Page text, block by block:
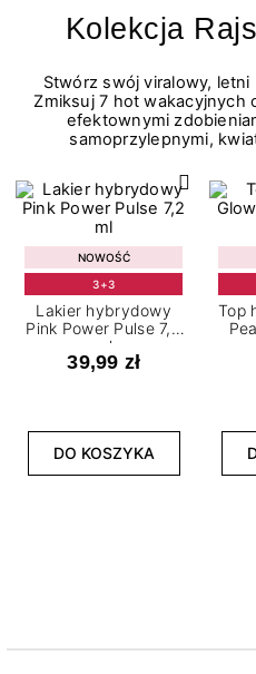
Kolekcja
Stwórz swój viralowy, letni
Zmiksuj 7 hot wakacyjnych
efektownymi
samoprzylepnymi,
NOWOŚĆ
3+3
Lakier hybrydowy
Pink Power Pulse 7,2
ml
39,99 zł
DO KOSZYKA
Top